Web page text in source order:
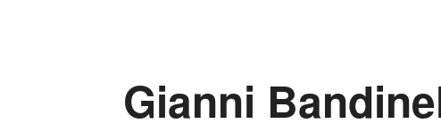
Gianni